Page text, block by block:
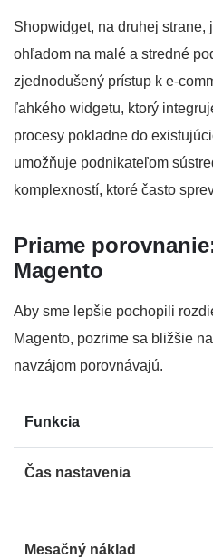
Shopwidget, na druhej strane,
ohľadom na malé a stredné
zjednodušený prístup k e-
ľahkého widgetu, ktorý
procesy pokladne do
umožňuje podnikateľom
komplexností, ktoré často
Priame
Magento
Aby sme lepšie pochopili
Magento, pozrime sa bližšie
navzájom porovnávajú.
Funkcia
Čas nastavenia
Mesačný náklad